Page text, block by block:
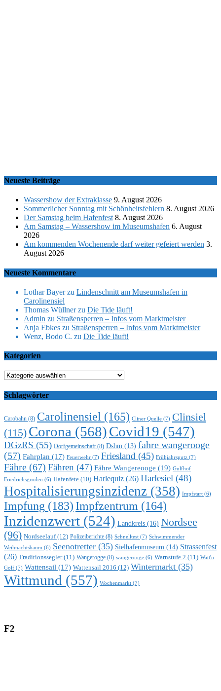
Neueste Beiträge
Wassershow der Extraklasse 9. August 2026
Sommerlicher Sonntag mit Schönheitsfehlern 8. August 2026
Der Samstag beim Hafenfest 8. August 2026
Am Samstag – Wassershow im Museumshafen 6. August
2026
Am kommenden Wochenende darf weiter gefeiert werden 3.
August 2026
Neueste Kommentare
Lothar Bayerzu Lindenschnitt am Museumshafen in
Carolinensiel
Thomas Wüllnerzu Die Tide läuft!
Admin zu Straßensperren – Infos vom Marktmeister
Anja Ebkes zu Straßensperren – Infos vom Marktmeister
Wenz, Bodo C. zu Die Tide läuft!
Kategorien
Kategorien
Schlagwörter
Carobahn (8) Carolinensiel (165) Cliner Quelle (7) Clinsiel
(115) Corona (568)Covid19 (547)
DGzRS (55) Dorfgemeinschaft(8) Dshm (13) fahre wangerooge
(57) Fahrplan (17) Feuerwehr (7) Friesland (45) Frühjahrsputz (7)
Fähre (67) Fähren (47) Fähre Wangereooge (19) Gulfhof
Friedrichsgroden (6) Hafenfete (10) Harlequiz (26) Harlesiel (48)
Hospitalisierungsinzidenz (358) Impfstart (6)
Impfung (183) Impfzentrum (164)
Inzidenzwert (524) Landkreis (16) Nordsee
(96) Nordseelauf(12) Polizeiberichte (8) Schnelltest (7) Schwimmender
Weihnachtsbaum (6) Seenotretter (35) Sielhafenmuseum (14) Strassenfest
(26) Traditionssegler(11) Wangerogge (8) wangerooge (6) Warnstufe 2 (11) Watt'n
Golf (7) Wattensail (17) Wattensail 2016 (12) Wintermarkt (35)
Wittmund (557) Wochenmarkt (7)
F2